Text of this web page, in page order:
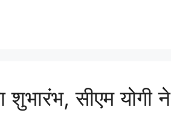
शुभारंभ, सीएम योगी ने